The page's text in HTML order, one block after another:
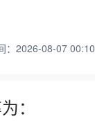
：2026-08-07
：